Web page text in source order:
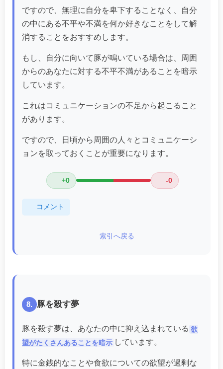
ですので、無理に自分を卑下することなく、自分
の中にある不平や不満を何か好きなことをして解
消することをおすすめします。
もし、自分に向いて豚が鳴いている場合は、周囲
からのあなたに対する不平不満があることを暗示
しています。
これはコミュニケーションの不足から起こること
があります。
ですので、日頃から周囲の人々とコミュニケーシ
ョンを取っておくことが重要になります。
+0 -0
コメント
索引へ戻る
8. 豚を殺す夢
豚を殺す夢は、あなたの中に抑え込まれている 欲
望がたくさんあることを暗示 しています。
特に金銭的なことや食欲についての欲望が過剰な